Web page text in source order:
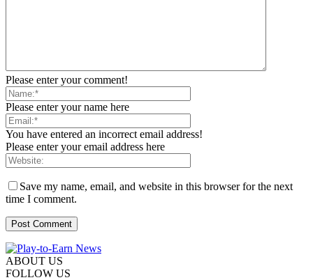
Please enter your comment!
Please enter your name here
You have entered an incorrect email address!
Please enter your email address here
Save my name, email, and website in this browser for the next
time I comment.
ABOUT US
FOLLOW US